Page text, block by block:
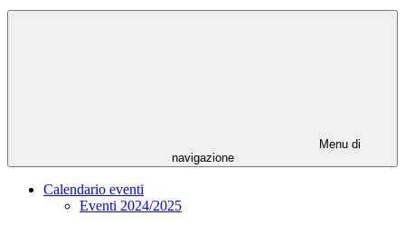
Menu di
navigazione
Calendario eventi
Eventi 2024/2025